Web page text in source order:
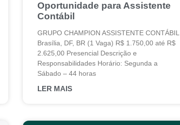
Oportunidade para Assistente
Contábil
GRUPO CHAMPION ASSISTENTE CONTÁBIL
Brasília, DF, BR (1 Vaga) R$ 1.750,00 até R$
2.625,00 Presencial Descrição e
Responsabilidades Horário: Segunda a
Sábado – 44 horas
LER MAIS